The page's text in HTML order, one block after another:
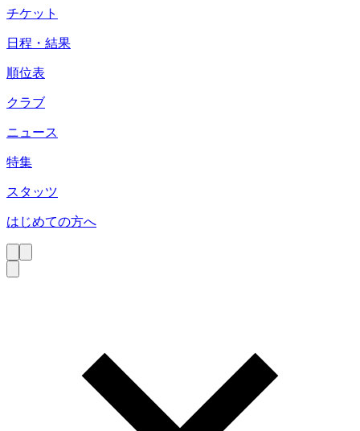
チケット
日程・結果
順位表
クラブ
ニュース
特集
スタッツ
はじめての方へ